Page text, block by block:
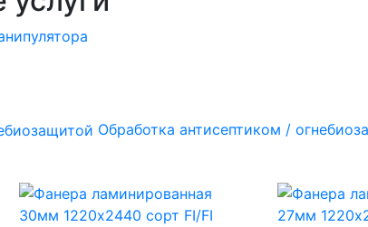
Обработка антисептиком /